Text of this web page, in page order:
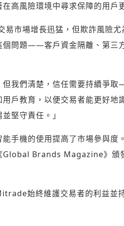
入《旭時報》
送到的驗證碼
高風險環境中尋求保障的用戶
市場增長迅猛，但欺詐風險尤
個問題——客戶資金隔離、第三
我們清楚，信任需要持續爭
戶教育，以便交易者能更好地
堅守責任。」
手機的使用提高了市場參與
Brands Magazine》頒
始終維護交易者的利益並